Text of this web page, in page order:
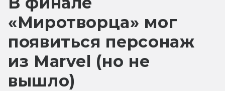
«Миротворца» мог
появиться персонаж
из Marvel (но не
вышло)